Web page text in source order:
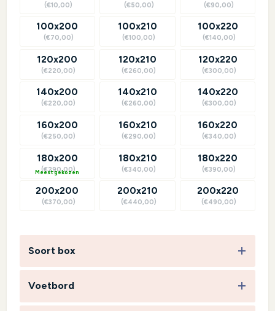
(€10,00)
100x200
(€70,00)
120x200
(€220,00)
140x200
(€220,00)
160x200
(€250,00)
180x200
(€290,00)
?
200x200
(€370,00)
(€50,00)
100x210
(€100,00)
120x210
(€260,00)
140x210
(€260,00)
160x210
(€290,00)
180x210
(€340,00)
200x210
(€440,00)
(€90,00)
100x220
(€140,00)
120x220
(€300,00)
140x220
(€300,00)
160x220
(€340,00)
180x220
(€390,00)
200x220
(€490,00)
Soort box
Voetbord